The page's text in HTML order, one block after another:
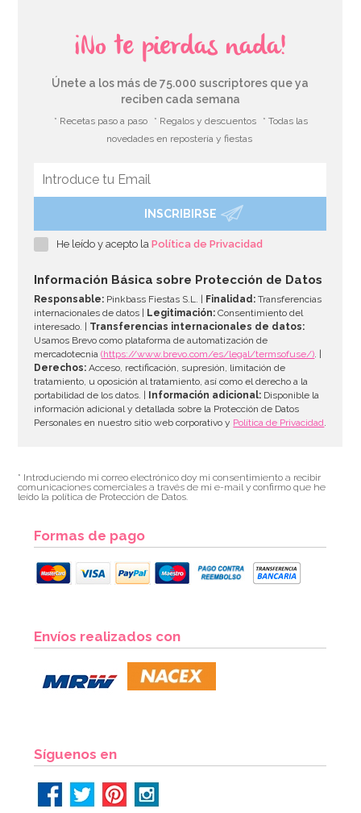
5,49€
AÑADIR
7,95€
¡No te pierdas nada!
Únete a los más de 75.000 suscriptores que ya
reciben cada semana
* Recetas paso a paso * Regalos y descuentos
* Todas las
novedades en repostería y fiestas
INSCRIBIRSE
He leído y acepto laPolítica de Privacidad
Información Básica sobre Protección de Datos
Responsable: Pinkbass Fiestas S.L. | Finalidad: Transferencias
internacionales de datos |
Legitimación: Consentimiento del
interesado. | Transferencias internacionales de datos:
Usamos Brevo como plataforma de automatización de
mercadotecnia(https://www.brevo.com/es/legal/termsofuse/). |
Derechos: Acceso, rectificación, supresión, limitación de
tratamiento, u oposición al tratamiento, así como el derecho a la
portabilidad de los datos. |
Información adicional: Disponible la
información adicional y detallada sobre la Protección de Datos
Personales en nuestro sitio web corporativo y Política de Privacidad.
* Introduciendo mi correo electrónico doy mi consentimiento a recibir
comunicaciones comerciales a través de mi e-mail y confirmo que he
leído la política de Protección de Datos.
Formas de pago
Envíos realizados con
Síguenos en